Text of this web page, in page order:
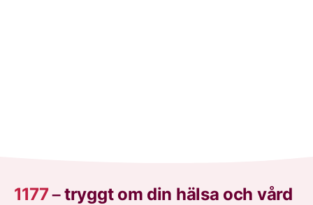
1177–tryggt om din hälsa och vård